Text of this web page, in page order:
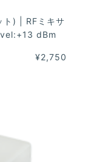
) | RFミキサ
dBm
¥2,750